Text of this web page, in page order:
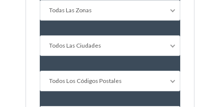
Log in
Don't have an account?Create
a minute.
Todas Las Zonas
Todos Las Ciudades
Todos Los Códigos Postales